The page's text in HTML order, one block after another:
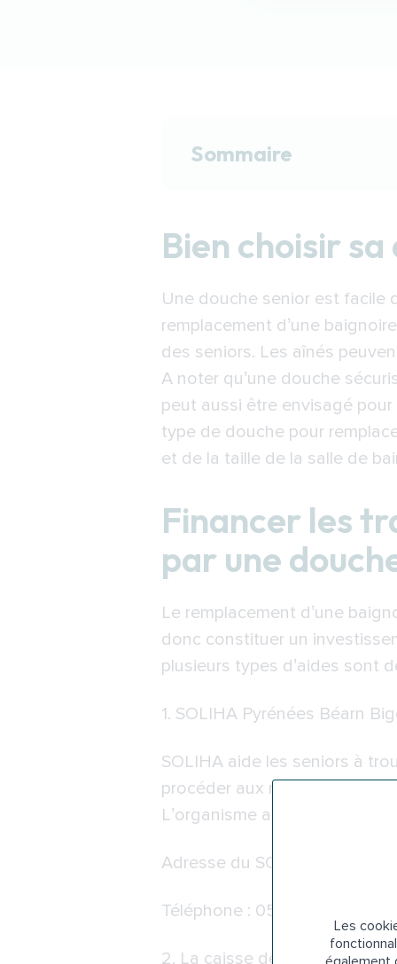
Les
Sommaire
Financer les travaux
Bien choisir sa
Une douche senior est facile
remplacement d’une
des seniors. Les aînés
A noter qu’une douche
peut aussi être envisagé
type de douche pour
et de la taille de la salle de
Financer les
par une
Le remplacement d’une
donc constituer un
plusieurs types d’aides sont
1. SOLIHA Pyrénées Béarn
SOLIHA aide les seniors à
procéder aux recherches, il
L’organisme accompagne
Adresse du SOLIHA
Téléphone : 05 59 14 60 60
2. La caisse de retraite à Pau